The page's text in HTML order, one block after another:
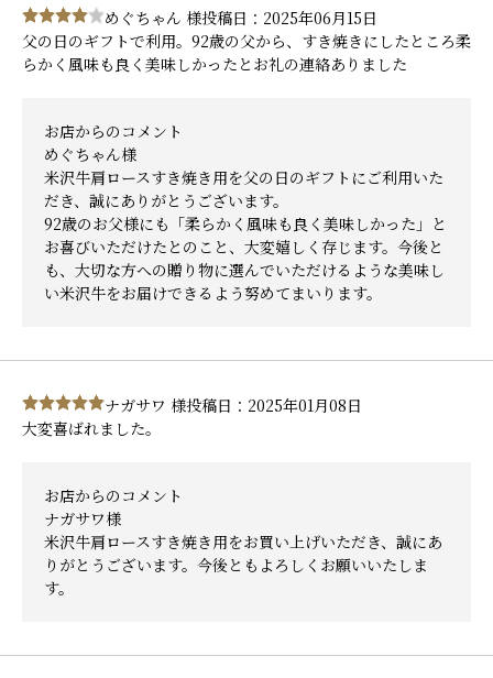
めぐちゃん 様投稿日：2025年06月15日
父の日のギフトで利用。92歳の父から、すき焼きにしたところ柔
らかく風味も良く美味しかったとお礼の連絡ありました
お店からのコメント
めぐちゃん様
米沢牛肩ロースすき焼き用を父の日のギフトにご利用いた
だき、誠にありがとうございます。
92歳のお父様にも「柔らかく風味も良く美味しかった」と
お喜びいただけたとのこと、大変嬉しく存じます。今後と
も、大切な方への贈り物に選んでいただけるような美味し
い米沢牛をお届けできるよう努めてまいります。
ナガサワ 様投稿日：2025年01月08日
大変喜ばれました。
お店からのコメント
ナガサワ様
米沢牛肩ロースすき焼き用をお買い上げいただき、誠にあ
りがとうございます。今後ともよろしくお願いいたしま
す。